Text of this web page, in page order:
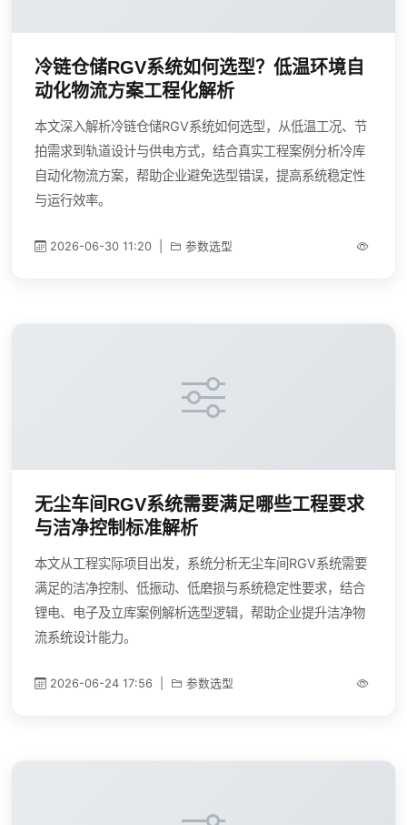
冷链仓储RGV系统如何选型？低温环境自
动化物流方案工程化解析
本文深入解析冷链仓储RGV系统如何选型，从低温工况、节
拍需求到轨道设计与供电方式，结合真实工程案例分析冷库
自动化物流方案，帮助企业避免选型错误，提高系统稳定性
与运行效率。
2026-06-30 11:20 参数选型
无尘车间RGV系统需要满足哪些工程要求
与洁净控制标准解析
本文从工程实际项目出发，系统分析无尘车间RGV系统需要
满足的洁净控制、低振动、低磨损与系统稳定性要求，结合
锂电、电子及立库案例解析选型逻辑，帮助企业提升洁净物
流系统设计能力。
2026-06-24 17:56 参数选型